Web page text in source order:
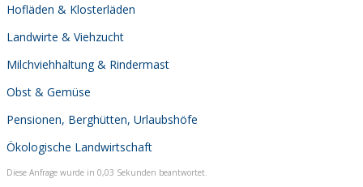
Hofläden & Klosterläden
Landwirte & Viehzucht
Milchviehhaltung & Rindermast
Obst & Gemüse
Pensionen, Berghütten, Urlaubshöfe
Ökologische Landwirtschaft
Diese Anfrage wurde in 0,03 Sekunden beantwortet.